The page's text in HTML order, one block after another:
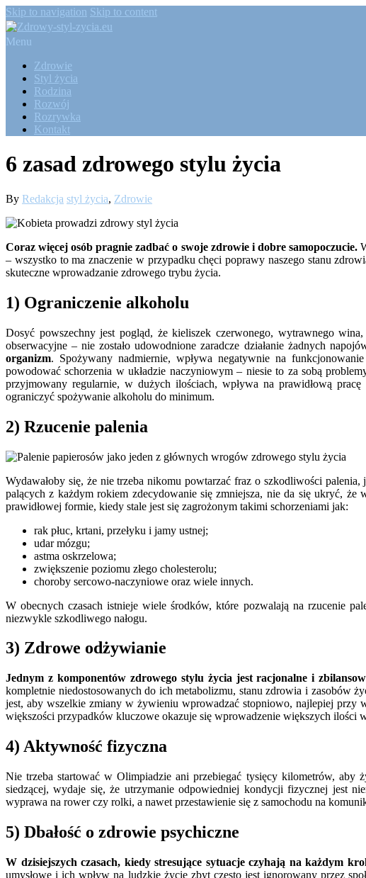
Skip to navigation Skip to content
Menu
Zdrowie
Styl życia
Rodzina
Rozwój
Rozrywka
Kontakt
6 zasad zdrowego stylu życia
By Redakcja styl życia, Zdrowie
Coraz więcej osób pragnie zadbać o swoje zdrowie i dobre samopoczucie.
– wszystko to ma znaczenie w przypadku chęci poprawy naszego stanu
skuteczne wprowadzanie zdrowego trybu życia.
1) Ograniczenie alkoholu
Dosyć powszechny jest pogląd, że kieliszek czerwonego, wytrawnego
obserwacyjne – nie zostało udowodnione zaradcze działanie żadnych
organizm. Spożywany nadmiernie, wpływa negatywnie na
powodować schorzenia w układzie naczyniowym – niesie to za sobą
przyjmowany regularnie, w dużych ilościach, wpływa na prawidłową
ograniczyć spożywanie alkoholu do minimum.
2) Rzucenie palenia
Wydawałoby się, że nie trzeba nikomu powtarzać fraz o szkodliwości
palących z każdym rokiem zdecydowanie się zmniejsza, nie da się ukryć,
prawidłowej formie, kiedy stale jest się zagrożonym takimi schorzeniami jak:
rak płuc, krtani, przełyku i jamy ustnej;
udar mózgu;
astma oskrzelowa;
zwiększenie poziomu złego cholesterolu;
choroby sercowo-naczyniowe oraz wiele innych.
W obecnych czasach istnieje wiele środków, które pozwalają na rzucenie
niezwykle szkodliwego nałogu.
3) Zdrowe odżywianie
Jednym z komponentów zdrowego stylu życia jest racjonalne i
kompletnie niedostosowanych do ich metabolizmu, stanu zdrowia i zasobów
jest, aby wszelkie zmiany w żywieniu wprowadzać stopniowo, najlepiej przy
większości przypadków kluczowe okazuje się wprowadzenie większych ilości
4) Aktywność fizyczna
Nie trzeba startować w Olimpiadzie ani przebiegać tysięcy kilometrów, aby
siedzącej, wydaje się, że utrzymanie odpowiedniej kondycji fizycznej jest
wyprawa na rower czy rolki, a nawet przestawienie się z samochodu na
5) Dbałość o zdrowie psychiczne
W dzisiejszych czasach, kiedy stresujące sytuacje czyhają na każdym
umysłowe i ich wpływ na ludzkie życie zbyt często jest ignorowany przez